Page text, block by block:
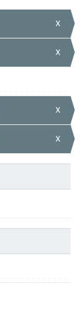
x
x
x
x